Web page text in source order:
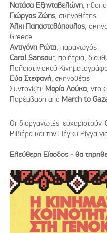
Νατάσα Εξηνταβελώνη,
Γιώργος Ζώης, σκηνοθέτης
Άλκι Παπασταθόπουλος,
Greece
Αντιγόνη Ρώτα, παραγωγός
Carol Sansour, ποιήτρια,
Παλαιστινιακού
Εύα Στεφανή, σκηνοθέτις
Συντονίζει: Μαρία Λούκα,
Παρέμβαση από March to
Οι διοργανωτές ευχαριστούν
Ριβιέρα και την Πέγκυ Ρίγγα
Ελεύθερη Είσοδος - θα